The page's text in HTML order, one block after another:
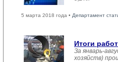
5 марта 2018 года • Департамент
Итоги
За январь-
хозяйств)